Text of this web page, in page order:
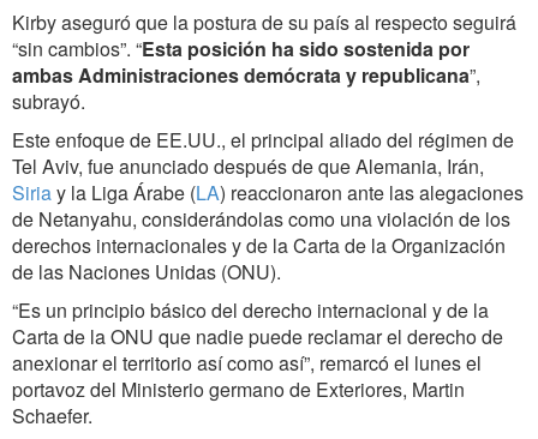
Kirby aseguró que la postura de su país al respecto seguirá
“sin cambios”. “Esta posición ha sido sostenida por
ambas Administraciones demócrata y republicana”,
subrayó.
Este enfoque de EE.UU., el principal aliado del régimen de
Tel Aviv, fue anunciado después de que Alemania, Irán,
Siriay la Liga Árabe (LA) reaccionaron ante las alegaciones
de Netanyahu, considerándolas como una violación de los
derechos internacionales y de la Carta de la Organización
de las Naciones Unidas (ONU).
“Es un principio básico del derecho internacional y de la
Carta de la ONU que nadie puede reclamar el derecho de
anexionar el territorio así como así”, remarcó el lunes el
portavoz del Ministerio germano de Exteriores, Martin
Schaefer.